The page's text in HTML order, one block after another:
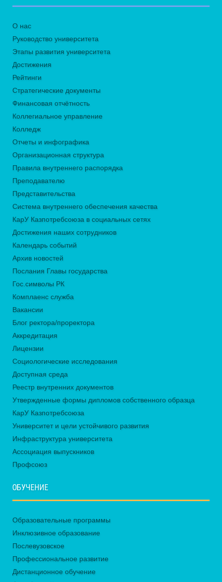
О нас
Руководство университета
Этапы развития университета
Достижения
Рейтинги
Стратегические документы
Финансовая отчётность
Коллегиальное управление
Колледж
Отчеты и инфографика
Организационная структура
Правила внутреннего распорядка
Преподавателю
Представительства
Система внутреннего обеспечения качества
КарУ Казпотребсоюза в социальных сетях
Достижения наших сотрудников
Календарь событий
Архив новостей
Послания Главы государства
Гос.символы РК
Комплаенс служба
Вакансии
Блог ректора/проректора
Аккредитация
Лицензии
Социологические исследования
Доступная среда
Реестр внутренних документов
Утвержденные формы дипломов собственного образца
КарУ Казпотребсоюза
Университет и цели устойчивого развития
Инфраструктура университета
Ассоциация выпускников
Профсоюз
ОБУЧЕНИЕ
Образовательные программы
Инклюзивное образование
Послевузовское
Профессиональное развитие
Дистанционное обучение